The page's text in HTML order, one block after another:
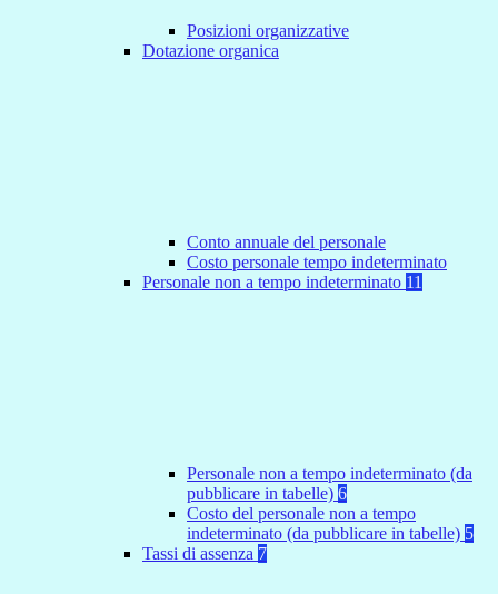
Posizioni organizzative
Dotazione organica
Conto annuale del personale
Costo personale tempo indeterminato
Personale non a tempo indeterminato 11
Personale non a tempo indeterminato (da
pubblicare in tabelle) 6
Costo del personale non a tempo
indeterminato (da pubblicare in tabelle) 5
Tassi di assenza 7